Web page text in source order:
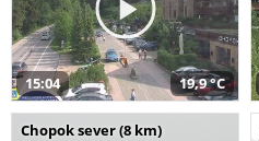
15:04 19,9 °C
Chopok sever (8 km)